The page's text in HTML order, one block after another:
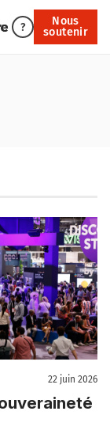
?
Nous
soutenir
22 juin 2026